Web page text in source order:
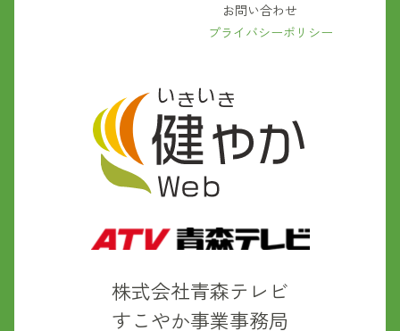
株式会社青森テレビ
すこやか事業事務局
お問い合わせ
プライバシーポリシー